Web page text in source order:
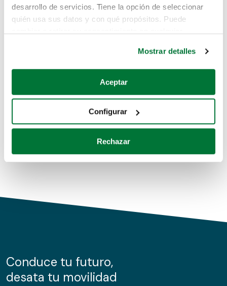
desarrollo de servicios. Tiene la opción de seleccionar
quién usa sus datos y con qué propósitos. Puede
Si lo permite, también quisiéramos:
Recopilar información sobre su ubicación geográfica
Identificar su dispositivo analizándolo activamente
para buscar características específicas (huellas
Obtenga más información sobre cómo se procesan sus
de cookies.
información sobre el uso que haga del sitio web con
nuestros partners de redes sociales, publicidad y análisis
Mostrar detalles
Aceptar
Configurar
Rechazar
Pero puedes encontrar el coche que estás
buscando en alguno de estos enlaces:
Coches de segunda mano
Coches de km0
Conduce tu futuro,
desata tu movilidad